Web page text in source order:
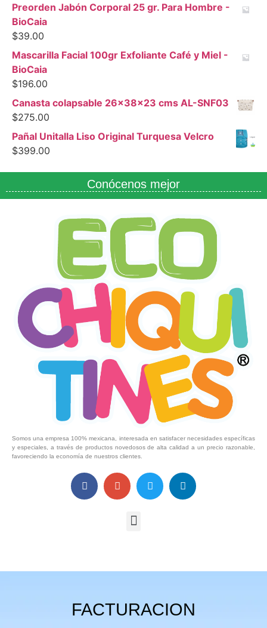
Preorden Jabón Corporal 25 gr. Para Hombre -
BioCaia
$39.00
Mascarilla Facial 100gr Exfoliante Café y Miel -
BioCaia
$196.00
Canasta colapsable 26x38x23 cms AL-SNF03
$275.00
Pañal Unitalla Liso Original Turquesa Velcro
$399.00
Conócenos mejor
Somos una empresa 100% mexicana, interesada en satisfacer necesidades específicas
y especiales, a través de productos novedosos de alta calidad a un precio razonable,
favoreciendo la economía de nuestros clientes.
FACTURACION